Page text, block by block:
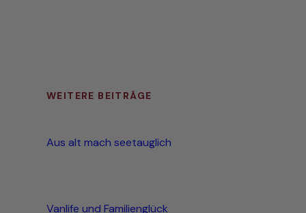
WEITERE BEITRÄGE
Aus alt mach seetauglich
Vanlife und Familienglück